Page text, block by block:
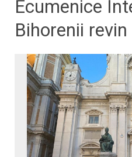
Ecumenice
Bihorenii